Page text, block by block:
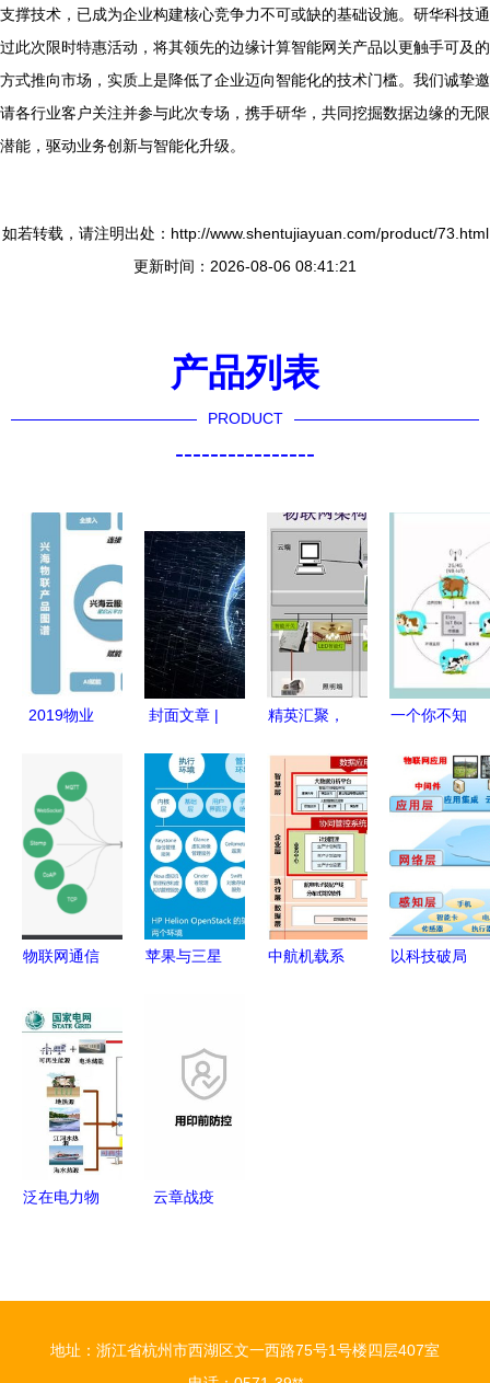
支撑技术，已成为企业构建核心竞争力不可或缺的基础设施。研华科技通
过此次限时特惠活动，将其领先的边缘计算智能网关产品以更触手可及的
方式推向市场，实质上是降低了企业迈向智能化的技术门槛。我们诚挚邀
请各行业客户关注并参与此次专场，携手研华，共同挖掘数据边缘的无限
潜能，驱动业务创新与智能化升级。
如若转载，请注明出处：http://www.shentujiayuan.com/product/73.html
更新时间：2026-08-06 08:41:21
产品列表
PRODUCT
----------------
2019物业
兴海物联智
慧园区整体
解决方案引
领IoT技术
服务新趋势
封面文章 |
冲击波 物
联网技术如
何重塑能源
未来
精英汇聚，
ETD第11期
聚焦物联网
下的智能照
明前沿技术
一个你不知
不了解它，
连牛羊都不
让你养，你
慧养殖？
物联网通信
术服务 构
建智能互联
的未来基石
苹果与三星
服务驱动的
智能生态
中航机载系
以科技破局
泛在电力物
实践路径
云章战疫
地址：浙江省杭州市西湖区文一西路75号1号楼四层407室